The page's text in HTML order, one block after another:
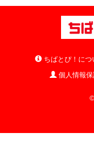
ちばとぴ！につ
個人情報